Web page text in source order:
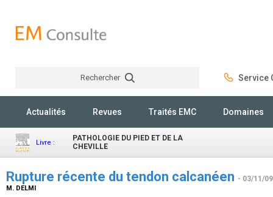
Rechercher Service
Actualités Revues Traités EMC Domaines
Livre :
PATHOLOGIE DU PIED ET DE LA
CHEVILLE
Rupture récente du tendon calcanéen - 03/11/09
M. DELMI